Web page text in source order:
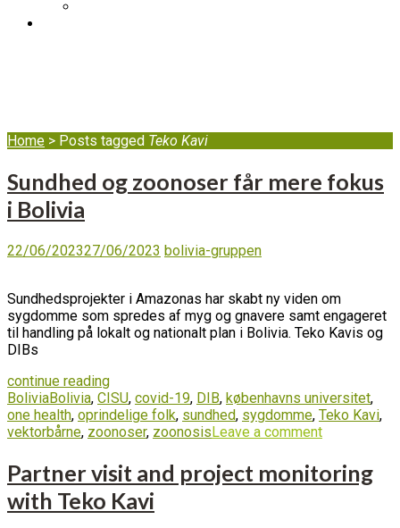
Home > Posts tagged Teko Kavi
Sundhed og zoonoser får mere fokus
i Bolivia
22/06/202327/06/2023 bolivia-gruppen
Sundhedsprojekter i Amazonas har skabt ny viden om
sygdomme som spredes af myg og gnavere samt engageret
til handling på lokalt og nationalt plan i Bolivia. Teko Kavis og
DIBs
continue reading
BoliviaBolivia, CISU, covid-19, DIB, københavns universitet,
one health, oprindelige folk, sundhed, sygdomme, Teko Kavi,
vektorbårne, zoonoser, zoonosisLeave a comment
Partner visit and project monitoring
with Teko Kavi